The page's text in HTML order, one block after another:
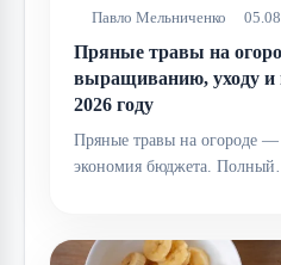
Павло Мельниченко
Пряные травы на
выращиванию, уходу и
2026 году
Пряные травы на огороде —
экономия бюджета.